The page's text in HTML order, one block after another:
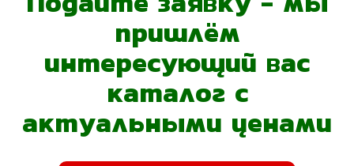
пришлём
интересующий вас
каталог с
актуальными ценами